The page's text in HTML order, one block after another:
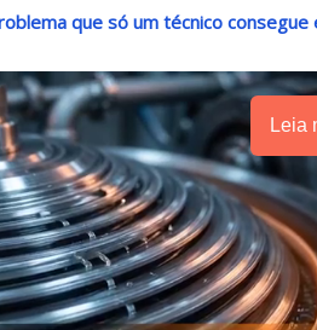
que só um técnico consegue
Leia